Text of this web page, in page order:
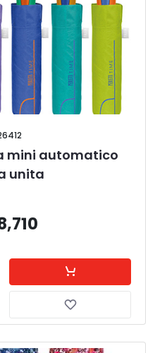
mini automatico
unita